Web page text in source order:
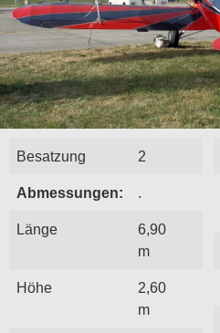
Besatzung 2
Abmessungen: .
Länge
6,90
m
Höhe
2,60
m